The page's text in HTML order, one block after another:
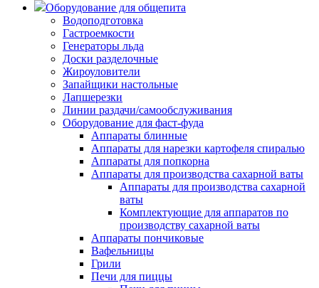
Оборудование для общепита
Водоподготовка
Гастроемкости
Генераторы льда
Доски разделочные
Жироуловители
Запайщики настольные
Лапшерезки
Линии раздачи/самообслуживания
Оборудование для фаст-фуда
Аппараты блинные
Аппараты для нарезки картофеля спиралью
Аппараты для попкорна
Аппараты для производства сахарной ваты
Аппараты для производства сахарной
ваты
Комплектующие для аппаратов по
производству сахарной ваты
Аппараты пончиковые
Вафельницы
Грили
Печи для пиццы